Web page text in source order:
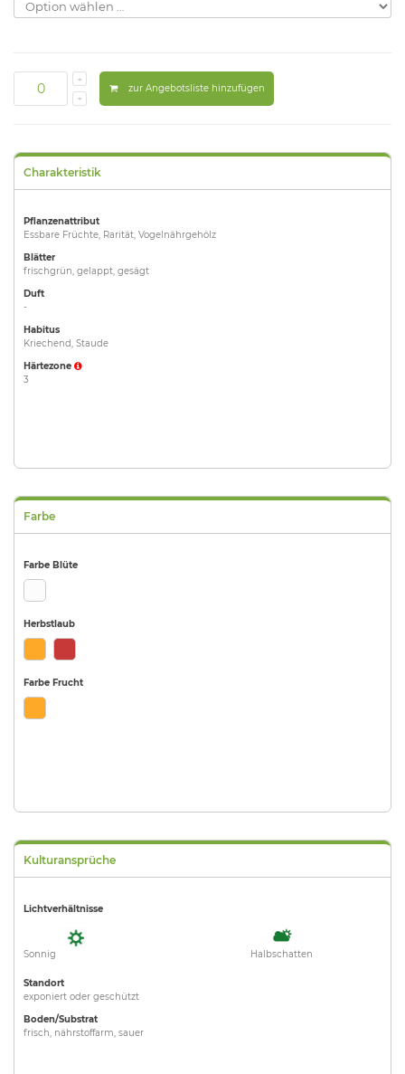
zur Angebotsliste hinzufügen
Charakteristik
Pflanzenattribut
Essbare Früchte, Rarität, Vogelnährgehölz
Blätter
frischgrün, gelappt, gesägt
Duft
-
Habitus
Kriechend, Staude
Härtezone
3
Farbe
Farbe Blüte
Herbstlaub
Farbe Frucht
Kulturansprüche
Lichtverhältnisse
Sonnig Halbschatten
Standort
exponiert oder geschützt
Boden/Substrat
frisch, nährstoffarm, sauer